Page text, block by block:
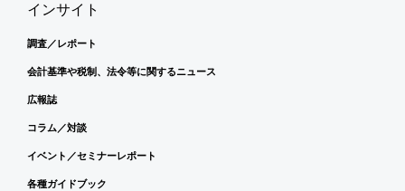
インサイト
調査／レポート
会計基準や税制、法令等に関するニュース
広報誌
コラム／対談
イベント／セミナーレポート
各種ガイドブック